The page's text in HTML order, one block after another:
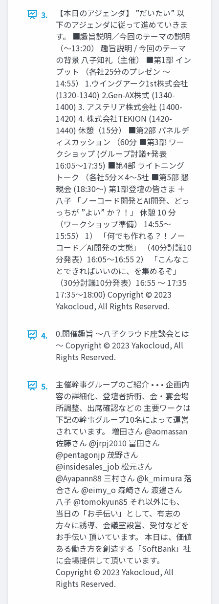
3.
【本日のアジェンダ】 ”だいたい” 以
下のアジェンダに従って進めていきま
す。 ■趣旨説明／今回のテーマの説明
（〜13:20） 趣旨説明 / 今回のテーマ
の背景 八子知礼（主催） ■第1部 イン
プット （各社25分のプレゼン 〜
14:55） 1.ウイングアーク1st株式会社
(1320-1340) 2.Gen-AX株式 (1340-
1400) 3. アステリア株式会社 (1400-
1420) 4. 株式会社TEKION (1420-
1440) 休憩（15分） ■第2部 パネルデ
ィスカッション （60分 ■第3部 ワー
クショップ (グループ討議+発表
16:05〜17:35) ■第4部 ライトニング
トーク （各社5分×4〜5社 ■第5部 懇
親会 (18:30〜) 第1部登壇の皆さま ＋
八子 「ノーコード開発とAI開発、どっ
っちが ”よい” か？！」 休憩 10 分
（ワークショップ準備） 14:55〜
15:55） 1） 「何でも作れる？！ノー
コード／AI開発の実態」 （40分討議10
分発表）16:05〜16:55 2） 「こんなこ
とできればいいのに、を集めるぞ」
（30分討議10分発表）16:55 ～ 17:35
17:35〜18:00) Copyright © 2023
Yakocloud, All Rights Reserved.
4.
0.開催趣旨 ～八子クラウド座談会とは
～ Copyright © 2023 Yakocloud, All
Rights Reserved.
5.
主催幹事グループのご紹介 • • • 企画内
容の詳細化、登壇者折衝、会・宴会場
所調整、出席確認などの 主要ワークは
下記の幹事グループ10名によって運営
されています。 増田さん @aomassan
佐藤さん @jrpj2010 冨田さん
@pentagonjp 茂野さん
@insidesales_job 松元さん
@Ayapann88 三村さん @k_mimura 落
合さん @eimy_o 森崎さん 渡邊さん
八子 @tomokyun85 それ以外にも、
当日の「お手伝い」として、有志の
方々に誘導、会議室設営、受付などを
お手伝い 頂いています。 本日は、価値
ある働き方を創造する「SoftBank」社
に会場提供して頂いています。
Copyright © 2023 Yakocloud, All
Rights Reserved.